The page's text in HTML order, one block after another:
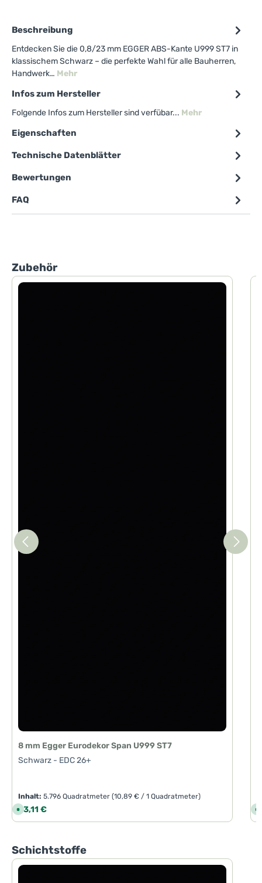
Beschreibung
Entdecken Sie die 0,8/23 mm EGGER ABS-Kante U999 ST7 in
klassischem Schwarz – die perfekte Wahl für alle Bauherren,
Handwerk… Mehr
Infos zum Hersteller
Folgende Infos zum Hersteller sind verfübar... Mehr
Eigenschaften
Technische Datenblätter
Bewertungen
FAQ
Produktgalerie überspringen
Zubehör
8 mm Egger Eurodekor Span U999 ST7
Schwarz - EDC 26+
Inhalt:5.796 Quadratmeter(10,89 € / 1 Quadratmeter)
Regulärer Preis:
S
o
f
v
e
r
63,11 €
Produktgalerie überspringen
Schichtstoffe